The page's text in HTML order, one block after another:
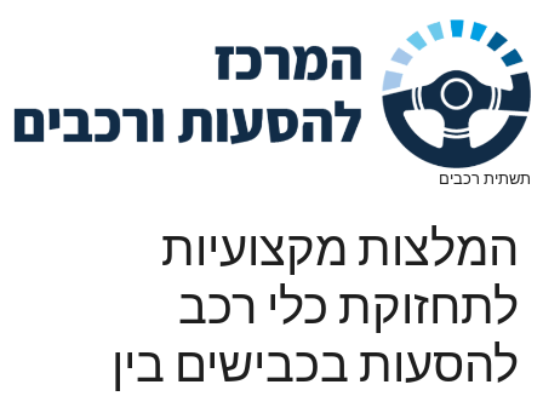
תשתית רכבים
המלצות מקצועיות
לתחזוקת כלי רכב
להסעות בכבישים בין